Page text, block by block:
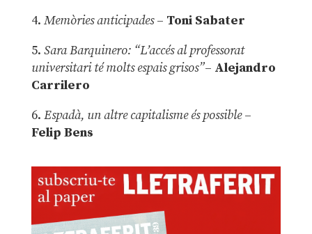
4. Memòries anticipades– Toni Sabater
5. Sara Barquinero: “L’accés al professorat
universitari té molts espais grisos”– Alejandro
Carrilero
6. Espadà, un altre capitalisme és possible –
Felip Bens